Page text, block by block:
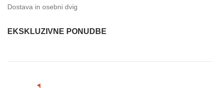
Dostava in osebni dvig
EKSKLUZIVNE PONUDBE